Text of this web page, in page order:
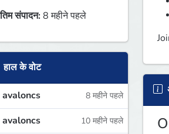
संपादन:8 महीने पहले
हाल के वोट
avaloncs 8 महीने पहले
avaloncs 10 महीने पहले